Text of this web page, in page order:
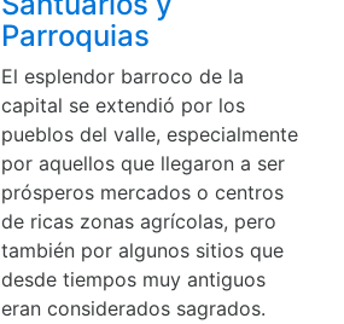
Parroquias
El esplendor barroco de la
capital se extendió por los
pueblos del valle, especialmente
por aquellos que llegaron a ser
prósperos mercados o centros
de ricas zonas agrícolas, pero
también por algunos sitios que
desde tiempos muy antiguos
eran considerados sagrados.